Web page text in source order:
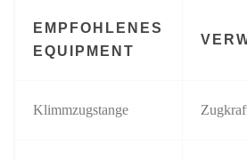
EMPFOHLENES
EQUIPMENT
Klimmzugstange